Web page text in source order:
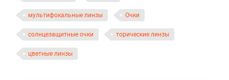
мультифокальные линзы Очки
солнцезащитные очки торические линзы
цветные линзы